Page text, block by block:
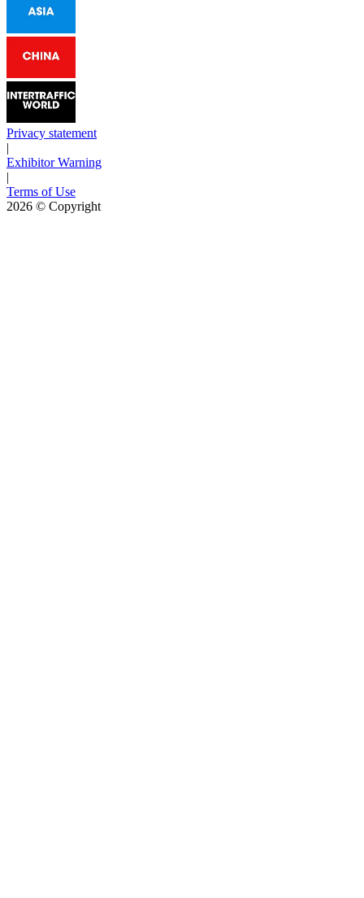
Privacy statement
|
Exhibitor Warning
|
Terms of Use
2026 © Copyright